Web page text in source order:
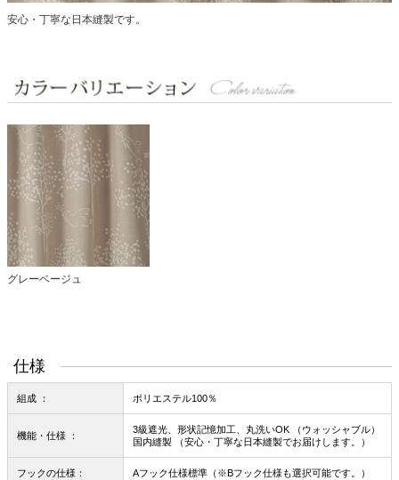
安心・丁寧な日本縫製です。
グレーベージュ
仕様
組成 ： ポリエステル100％
機能・仕様 ：
3級遮光、形状記憶加工、丸洗いOK （ウォッシャブル）
国内縫製 （安心・丁寧な日本縫製でお届けします。）
フックの仕様： Aフック仕様標準（※Bフック仕様も選択可能です。）